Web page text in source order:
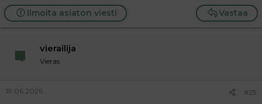
Vastaa
Ilmoita asiaton viesti
vierailija
Vieras
19.06.2026 #25